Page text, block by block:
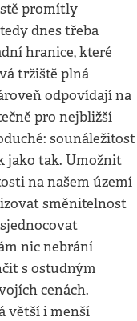
promítly
dnes třeba
hranice, které
tržiště plná
odpovídají na
pro nejbližší
sounáležitost
jako tak. Umožnit
na našem území
směnitelnost
nic nebrání
s ostudným
cenách.
větší i menší